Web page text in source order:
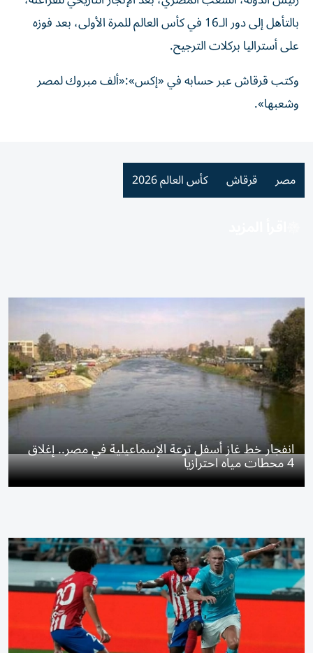
بالتأهل إلى دور الـ16 في كأس العالم للمرة الأولى، بعد فوزه
على أستراليا بركلات الترجيح.
وكتب قرقاش عبر حسابه في «إكس»:«ألف مبروك لمصر
وشعبها».
مصر قرقاش كأس العالم 2026
انفجار خط غاز أسفل ترعة الإسماعيلية في مصر.. إغلاق
4 محطات مياه احترازياً